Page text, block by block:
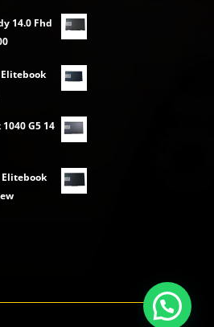
14.0 Fhd
G5 14